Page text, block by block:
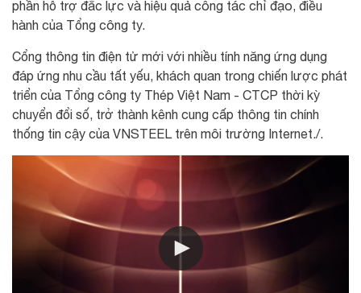
phần hỗ trợ đắc lực và hiệu quả công tác chỉ đạo, điều
hành của Tổng công ty.
Cổng thông tin điện tử mới với nhiều tính năng ứng dụng
đáp ứng nhu cầu tất yếu, khách quan trong chiến lược phát
triển của Tổng công ty Thép Việt Nam - CTCP thời kỳ
chuyển đổi số, trở thành kênh cung cấp thông tin chính
thống tin cậy của VNSTEEL trên môi trường Internet./.